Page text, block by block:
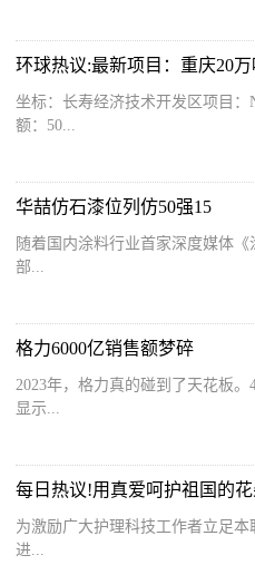
坐标：长寿经济技术开发区项目
额：50...
华喆仿石漆位列仿50强15
随着国内涂料行业首家深度媒体
部...
格力6000亿销售额梦碎
2023年，格力真的碰到了天花板
显示...
每日热议!用真爱呵护祖国的
为激励广大护理科技工作者立足
进...